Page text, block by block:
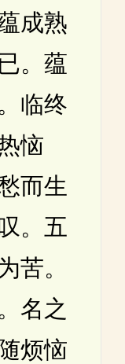
成熟
。蕴
临终
恼
而生
。五
苦。
名之
烦恼